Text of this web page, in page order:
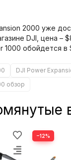
2000 уже
DJI, цена –
1000 обойдется в
DJI Power
обзор
−12%